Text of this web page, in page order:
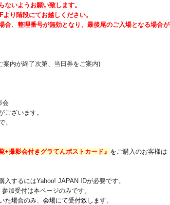
いようお願い致します。
り階段にてお越しください。
合、整理番号が無効となり、最後尾のご入場となる場合が
案内が終了次第、当日券をご案内)
会
ざいます。
。
+撮影会付き グラてんポストカード』 をご購入のお客様は
するにはYahoo! JAPAN IDが必要です。
加受付は本ページのみです。
た場合のみ、会場にて受付致します。